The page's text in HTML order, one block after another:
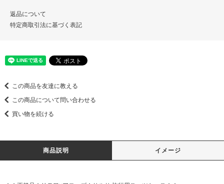
返品について
特定商取引法に基づく表記
この商品を友達に教える
この商品について問い合わせる
買い物を続ける
商品説明 イメージ